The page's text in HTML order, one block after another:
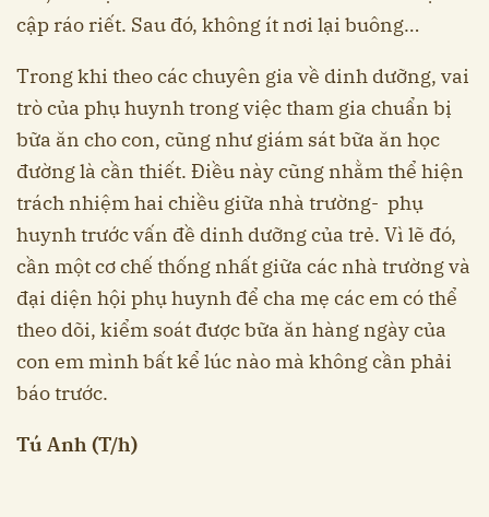
cập ráo riết. Sau đó, không ít nơi lại buông…
Trong khi theo các chuyên gia về dinh dưỡng, vai
trò của phụ huynh trong việc tham gia chuẩn bị
bữa ăn cho con, cũng như giám sát bữa ăn học
đường là cần thiết. Điều này cũng nhằm thể hiện
trách nhiệm hai chiều giữa nhà trường- phụ
huynh trước vấn đề dinh dưỡng của trẻ. Vì lẽ đó,
cần một cơ chế thống nhất giữa các nhà trường và
đại diện hội phụ huynh để cha mẹ các em có thể
theo dõi, kiểm soát được bữa ăn hàng ngày của
con em mình bất kể lúc nào mà không cần phải
báo trước.
Tú Anh (T/h)